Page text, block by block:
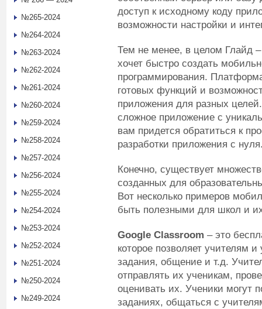
доступ к исходному коду
возможности настройки и
Тем не менее, в целом Глайд
хочет быстро создать
программирования.
готовых функций и
приложения для разных
сложное приложение с
вам придется обратиться к
разработки приложения с
Конечно, существует
созданных для
Вот несколько примеров
быть полезными для школ и
Google Classroom – это
которое позволяет учителям
задания, общение и т.д.
отправлять их ученикам,
оценивать их. Ученики могут
заданиях, общаться с
№265-2024
№264-2024
№263-2024
№262-2024
№261-2024
№260-2024
№259-2024
№258-2024
№257-2024
№256-2024
№255-2024
№254-2024
№253-2024
№252-2024
№251-2024
№250-2024
№249-2024